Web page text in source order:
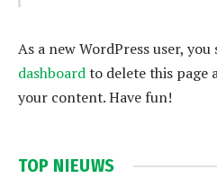
As a new WordPress user,
dashboardto delete this page
your content. Have fun!
TOP NIEUWS